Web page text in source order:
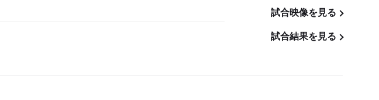
試合映像を見る
試合結果を見る